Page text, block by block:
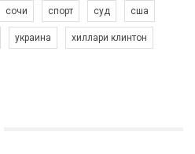
щоб реалізувати нашу
проти ЛГБТ в Україні.
- просто натисни "лайк" під
for the development of
• 5 Комментариев
сочи спорт суд сша
украина хиллари клинтон